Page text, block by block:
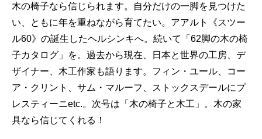
木の椅子なら信じられます。自分だけの一脚を見つけた
い、ともに年を重ねながら育てたい。アアルト《スツー
ル60》の誕生したヘルシンキへ。続いて「62脚の木の椅
子カタログ」を。過去から現在、日本と世界の工房、デ
ザイナー、木工作家も語ります。フィン・ユール、コー
ア・クリント、サム・マルーフ、ストックスデールにプ
レスティーニetc.。次号は「木の椅子と木工」。木の家
具なら信じてくれる！